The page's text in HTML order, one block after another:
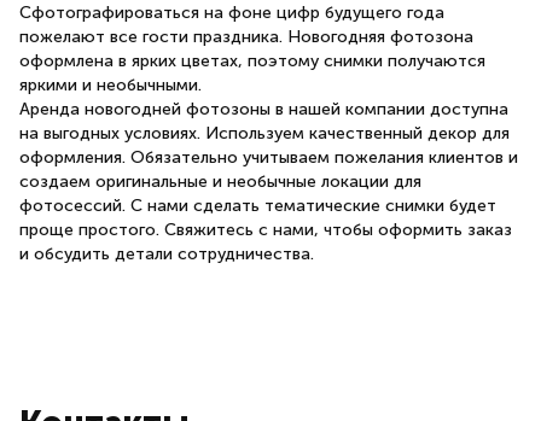
Сфотографироваться на фоне цифр будущего года
пожелают все гости праздника. Новогодняя фотозона
оформлена в ярких цветах, поэтому снимки получаются
яркими и необычными.
Аренда новогодней фотозоны в нашей компании доступна
на выгодных условиях. Используем качественный декор для
оформления. Обязательно учитываем пожелания клиентов и
создаем оригинальные и необычные локации для
фотосессий. С нами сделать тематические снимки будет
проще простого. Свяжитесь с нами, чтобы оформить заказ
и обсудить детали сотрудничества.